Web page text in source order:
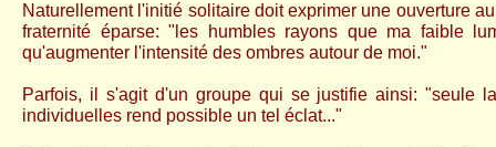
Naturellement l'initié solitaire doit exprimer une ouverture
fraternité éparse: "les humbles rayons que ma faible
qu'augmenter l'intensité des ombres autour de moi."
Parfois, il s'agit d'un groupe qui se justifie ainsi:"seule
individuelles rend possible un tel éclat..."